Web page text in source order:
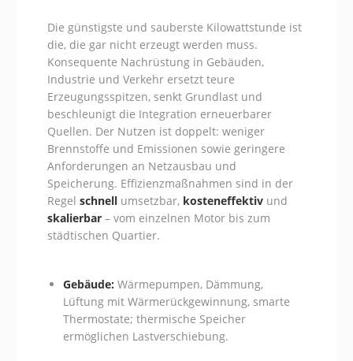
Die günstigste und sauberste Kilowattstunde ist
die, die gar nicht erzeugt werden muss.
Konsequente Nachrüstung in Gebäuden,
Industrie und Verkehr ersetzt teure
Erzeugungsspitzen, senkt Grundlast und
beschleunigt die Integration erneuerbarer
Quellen. Der Nutzen ist doppelt: weniger
Brennstoffe und Emissionen sowie geringere
Anforderungen an Netzausbau und
Speicherung. Effizienzmaßnahmen sind in der
Regel schnell umsetzbar, kosteneffektiv und
skalierbar – vom einzelnen Motor bis zum
städtischen Quartier.
Gebäude: Wärmepumpen, Dämmung,
Lüftung mit Wärmerückgewinnung, smarte
Thermostate; thermische Speicher
ermöglichen Lastverschiebung.